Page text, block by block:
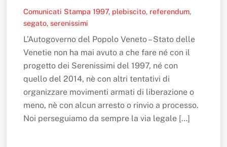
Comunicati Stampa 1997, plebiscito, referendum,
segato,serenissimi
L’Autogoverno del Popolo Veneto – Stato delle
Venetie non ha mai avuto a che fare né con il
progetto dei Serenissimi del 1997, né con
quello del 2014, nè con altri tentativi di
organizzare movimenti armati di liberazione o
meno, nè con alcun arresto o rinvio a processo.
Noi perseguiamo da sempre la via legale […]